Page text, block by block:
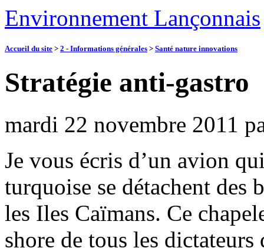
Environnement Lançonnais
Accueil du site > 2 - Informations générales > Santé nature innovations
Stratégie anti-gastro
mardi 22 novembre 2011
Je vous écris d’un avion
turquoise se détachent des
les Iles Caïmans. Ce
shore de tous les